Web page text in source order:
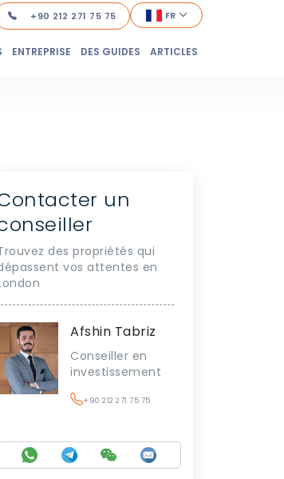
+90 212 271 75 75 FR
ENTREPRISE DES GUIDES ARTICLES
un
des propriétés qui
vos attentes en
Afshin Tabriz
Conseiller en
investissement
+90 212 271 75 75